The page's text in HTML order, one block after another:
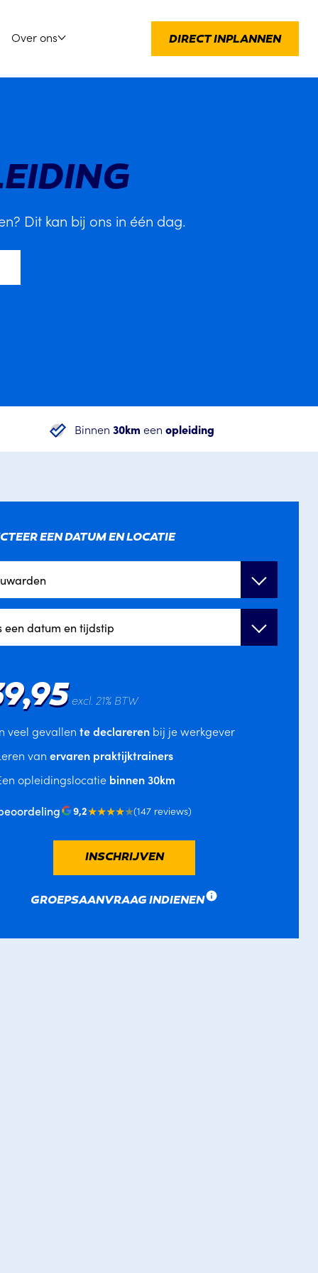
Over ons DIRECT INPLANNEN
Dit kan bij ons in één dag.
Binnen 30km een opleiding
EEN DATUM EN LOCATIE
een datum en tijdstip
excl. 21% BTW
veel gevallen te declareren bij je werkgever
van ervaren praktijktrainers
opleidingslocatie binnen 30km
9,2★★★★★(147 reviews)
INSCHRIJVEN
GROEPSAANVRAAG INDIENEN